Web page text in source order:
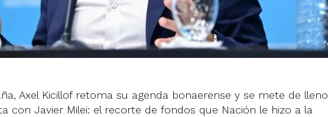
Axel Kicillof retoma su agenda bonaerense y se mete de lleno
con Javier Milei: el recorte de fondos que Nación le hizo a la